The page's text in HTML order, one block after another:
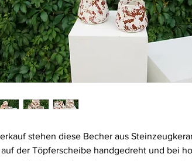
stehen diese Becher aus
auf der Töpferscheibe handgedreht und bei